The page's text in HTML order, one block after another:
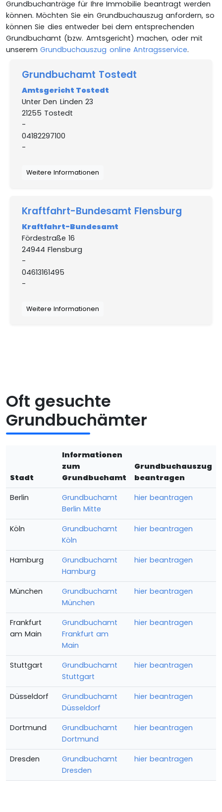
Grundbuchanträge für Ihre Immobilie beantragt werden
können. Möchten Sie ein Grundbuchauszug anfordern, so
können Sie dies entweder bei dem entsprechenden
Grundbuchamt (bzw. Amtsgericht) machen, oder mit
unseremGrundbuchauszug online Antragsservice.
Grundbuchamt Tostedt
Amtsgericht Tostedt
Unter Den Linden 23
21255 Tostedt
-
04182297100
-
Weitere Informationen
Kraftfahrt-Bundesamt Flensburg
Kraftfahrt-Bundesamt
Fördestraße 16
24944 Flensburg
-
04613161495
-
Weitere Informationen
Oft gesuchte
Grundbuchämter
Stadt
Informationen
zum
Grundbuchamt
Grundbuchauszug
beantragen
Berlin
Grundbuchamt
Berlin Mitte
hier beantragen
Köln
Grundbuchamt
Köln
hier beantragen
Hamburg
Grundbuchamt
Hamburg
hier beantragen
München
Grundbuchamt
München
hier beantragen
Frankfurt
am Main
Grundbuchamt
Frankfurt am
Main
hier beantragen
Stuttgart
Grundbuchamt
Stuttgart
hier beantragen
Düsseldorf
Grundbuchamt
Düsseldorf
hier beantragen
Dortmund
Grundbuchamt
Dortmund
hier beantragen
Dresden
Grundbuchamt
Dresden
hier beantragen